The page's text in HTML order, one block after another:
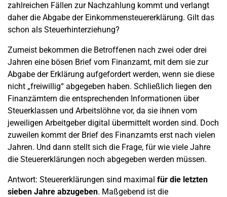
zahlreichen Fällen zur Nachzahlung kommt und verlangt
daher die Abgabe der Einkommensteuererklärung. Gilt das
schon als Steuerhinterziehung?
Zumeist bekommen die Betroffenen nach zwei oder drei
Jahren eine bösen Brief vom Finanzamt, mit dem sie zur
Abgabe der Erklärung aufgefordert werden, wenn sie diese
nicht „freiwillig“ abgegeben haben. Schließlich liegen den
Finanzämtern die entsprechenden Informationen über
Steuerklassen und Arbeitslöhne vor, da sie ihnen vom
jeweiligen Arbeitgeber digital übermittelt worden sind. Doch
zuweilen kommt der Brief des Finanzamts erst nach vielen
Jahren. Und dann stellt sich die Frage, für wie viele Jahre
die Steuererklärungen noch abgegeben werden müssen.
Antwort: Steuererklärungen sind maximal für die letzten
sieben Jahre abzugeben. Maßgebend ist die